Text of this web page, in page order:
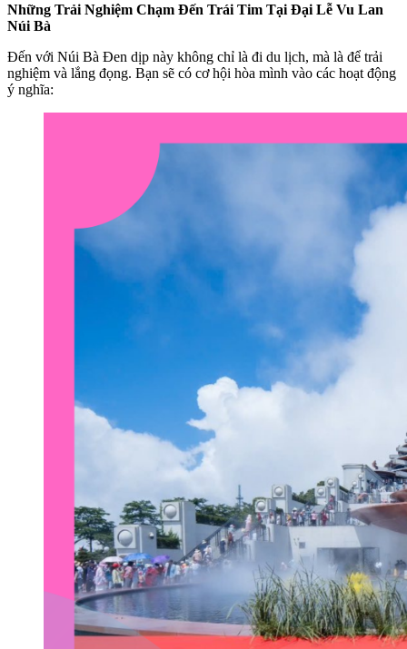
Những Trải Nghiệm Chạm Đến Trái Tim Tại Đại Lễ Vu Lan
Núi Bà
Đến với Núi Bà Đen dịp này không chỉ là đi du lịch, mà là để trải
nghiệm và lắng đọng. Bạn sẽ có cơ hội hòa mình vào các hoạt động
ý nghĩa: